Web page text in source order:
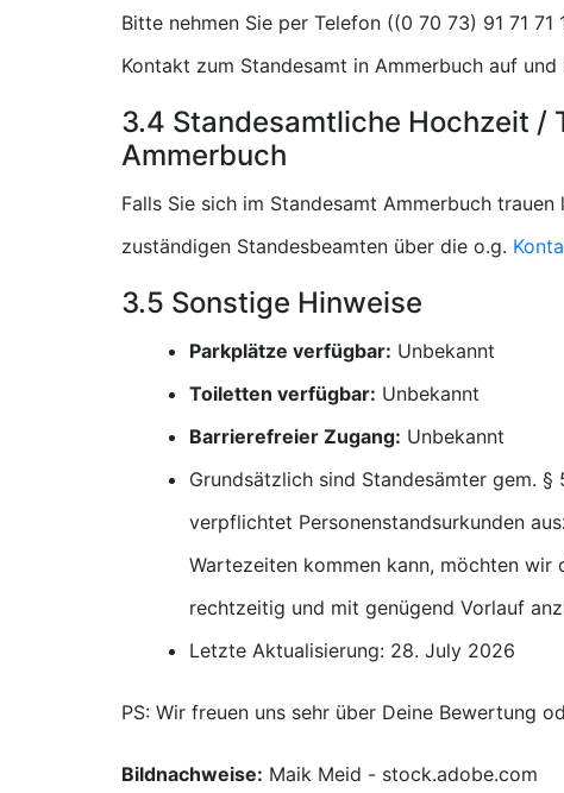
Bitte nehmen Sie per Telefon (
Kontakt zum Standesamt in Ammerbuch auf
3.4 Standesamtliche Hochzeit /
Ammerbuch
Falls Sie sich im Standesamt Ammerbuch
zuständigen Standesbeamten über die o.g.
3.5 Sonstige Hinweise
Parkplätze verfügbar: Unbekannt
Toiletten verfügbar: Unbekannt
Barrierefreier Zugang: Unbekannt
Grundsätzlich sind Standesämter gem.
verpflichtet Personenstandsurkunden
Wartezeiten kommen kann, möchten
rechtzeitig und mit genügend Vorlauf
Letzte Aktualisierung: 28. July 2026
PS: Wir freuen uns sehr über Deine Bewertung
Bildnachweise: Maik Meid - stock.adobe.com